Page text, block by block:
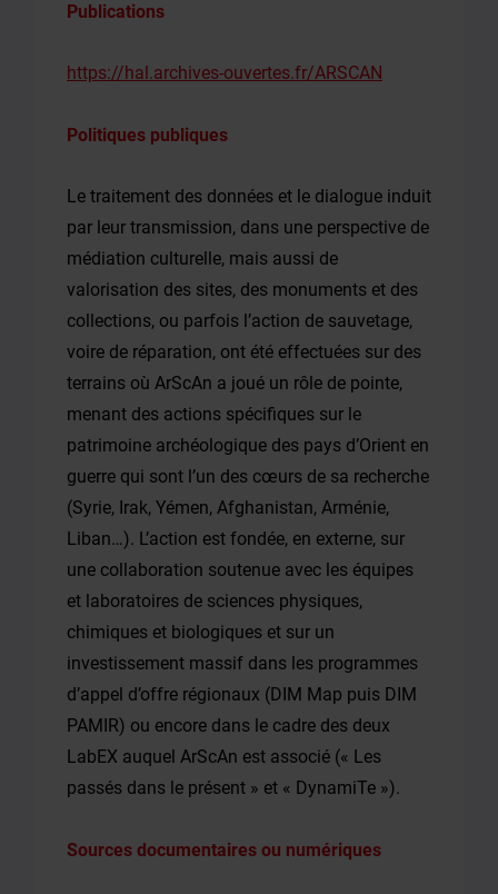
Publications
https://hal.archives-ouvertes.fr/ARSCAN
Politiques publiques
Le traitement des données et le dialogue induit
par leur transmission, dans une perspective de
médiation culturelle, mais aussi de
valorisation des sites, des monuments et des
collections, ou parfois l’action de sauvetage,
voire de réparation, ont été effectuées sur des
terrains où ArScAn a joué un rôle de pointe,
menant des actions spécifiques sur le
patrimoine archéologique des pays d’Orient en
guerre qui sont l’un des cœurs de sa recherche
(Syrie, Irak, Yémen, Afghanistan, Arménie,
Liban…). L’action est fondée, en externe, sur
une collaboration soutenue avec les équipes
et laboratoires de sciences physiques,
chimiques et biologiques et sur un
investissement massif dans les programmes
d’appel d’offre régionaux (DIM Map puis DIM
PAMIR) ou encore dans le cadre des deux
LabEX auquel ArScAn est associé (« Les
passés dans le présent » et « DynamiTe »).
Sources documentaires ou numériques